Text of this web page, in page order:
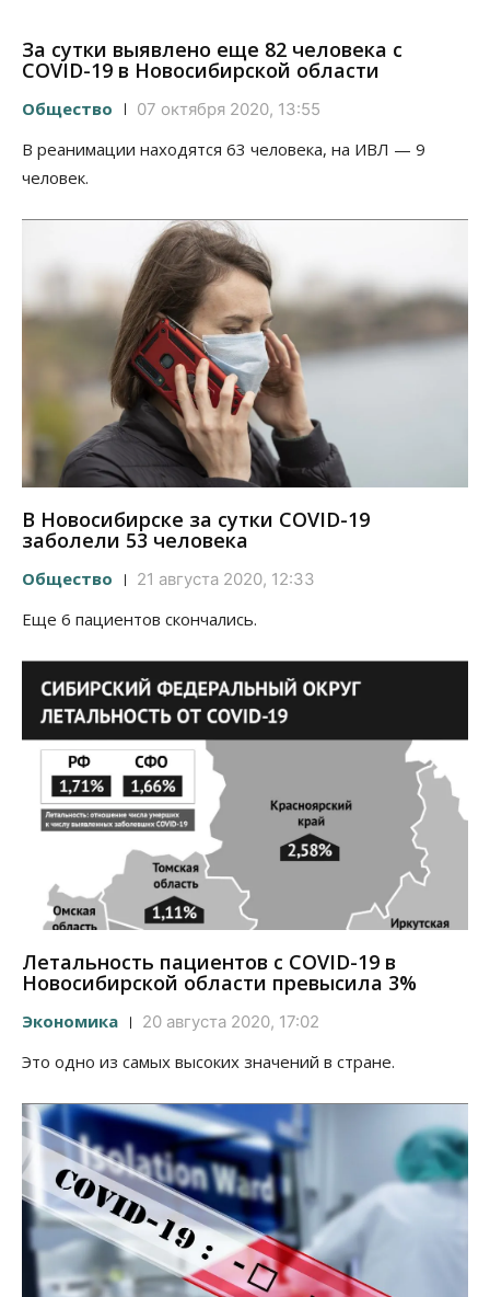
За сутки выявлено еще 82 человека с
COVID-19 в Новосибирской области
Общество 07 октября 2020, 13:55
В реанимации находятся 63 человека, на ИВЛ — 9
человек.
В Новосибирске за сутки COVID-19
заболели 53 человека
Общество 21 августа 2020, 12:33
Еще 6 пациентов скончались.
Летальность пациентов с COVID-19 в
Новосибирской области превысила 3%
Экономика 20 августа 2020, 17:02
Это одно из самых высоких значений в стране.